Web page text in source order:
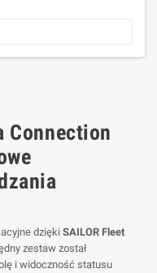
Connection
dzięki SAILOR Fleet
zestaw został
i widoczność statusu